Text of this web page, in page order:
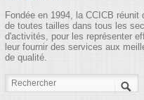
Fondée en 1994, la CCICB réunit
de toutes tailles dans tous les
d'activités, pour les représenter
leur fournir des services aux
de qualité.